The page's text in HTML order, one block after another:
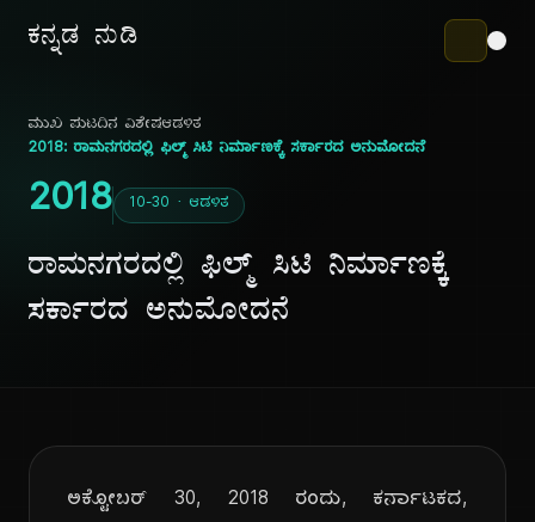
ಕನ್ನಡ ನುಡಿ
ಮುಖ ಪುಟದಿನ ವಿಶೇಷಆಡಳಿತ
2018: ರಾಮನಗರದಲ್ಲಿ ಫಿಲ್ಮ್ ಸಿಟಿ ನಿರ್ಮಾಣಕ್ಕೆ ಸರ್ಕಾರದ ಅನುಮೋದನೆ
2018 10-30 · ಆಡಳಿತ
ರಾಮನಗರದಲ್ಲಿ ಫಿಲ್ಮ್ ಸಿಟಿ ನಿರ್ಮಾಣಕ್ಕೆ
ಸರ್ಕಾರದ ಅನುಮೋದನೆ
ಅಕ್ಟೋಬರ್ 30, 2018 ರಂದು, ಕರ್ನಾಟಕದ,